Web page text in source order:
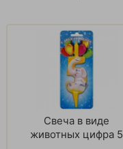
Свеча в виде
животных цифра 5